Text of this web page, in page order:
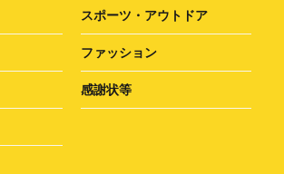
スポーツ・アウトドア
ファッション
感謝状等